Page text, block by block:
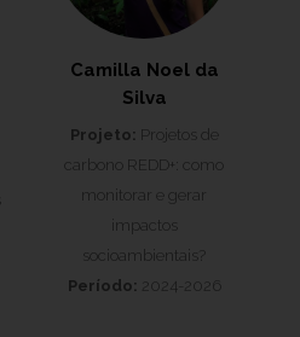
Camilla Noel da
Silva
Projeto: Projetos de
carbono REDD+: como
monitorar e gerar
impactos
socioambientais?
Período: 2024-2026